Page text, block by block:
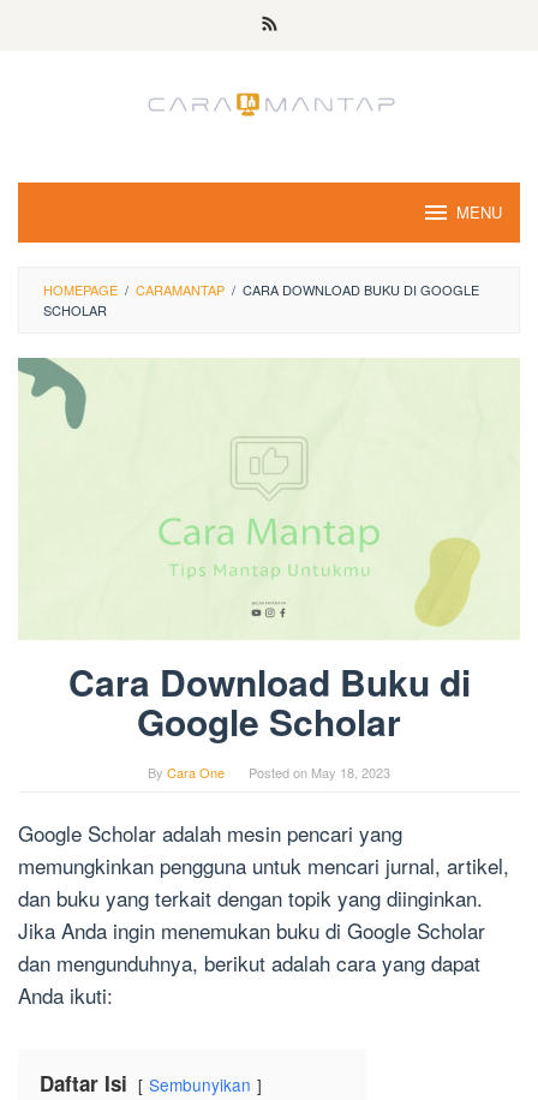
MENU
HOMEPAGE / CARAMANTAP / CARA DOWNLOAD BUKU DI GOOGLE
SCHOLAR
Cara Download Buku di
Google Scholar
By Cara One Posted on May 18, 2023
Google Scholar adalah mesin pencari yang
memungkinkan pengguna untuk mencari jurnal, artikel,
dan buku yang terkait dengan topik yang diinginkan.
Jika Anda ingin menemukan buku di Google Scholar
dan mengunduhnya, berikut adalah cara yang dapat
Anda ikuti:
Daftar Isi Sembunyikan